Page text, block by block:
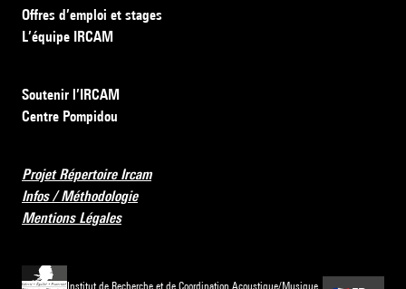
Offres d’emploi et stages
L’équipe IRCAM
Soutenir l’IRCAM
Centre Pompidou
Projet Répertoire Ircam
Infos / Méthodologie
Mentions Légales
Institut de Recherche et de Coordination Acoustique/Musique